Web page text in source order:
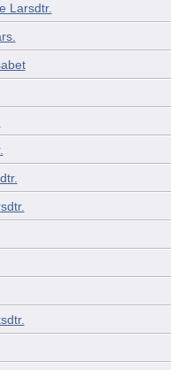
Larsdtr.